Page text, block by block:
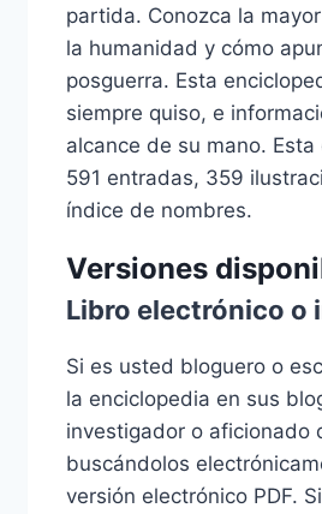
partida. Conozca la
la humanidad y cómo
posguerra. Esta
siempre quiso, e
alcance de su mano.
591 entradas, 359
índice de nombres.
Versiones
Libro electrónico o
Si es usted bloguero o
la enciclopedia en sus
investigador o aficionado
buscándolos
versión electrónico PDF.